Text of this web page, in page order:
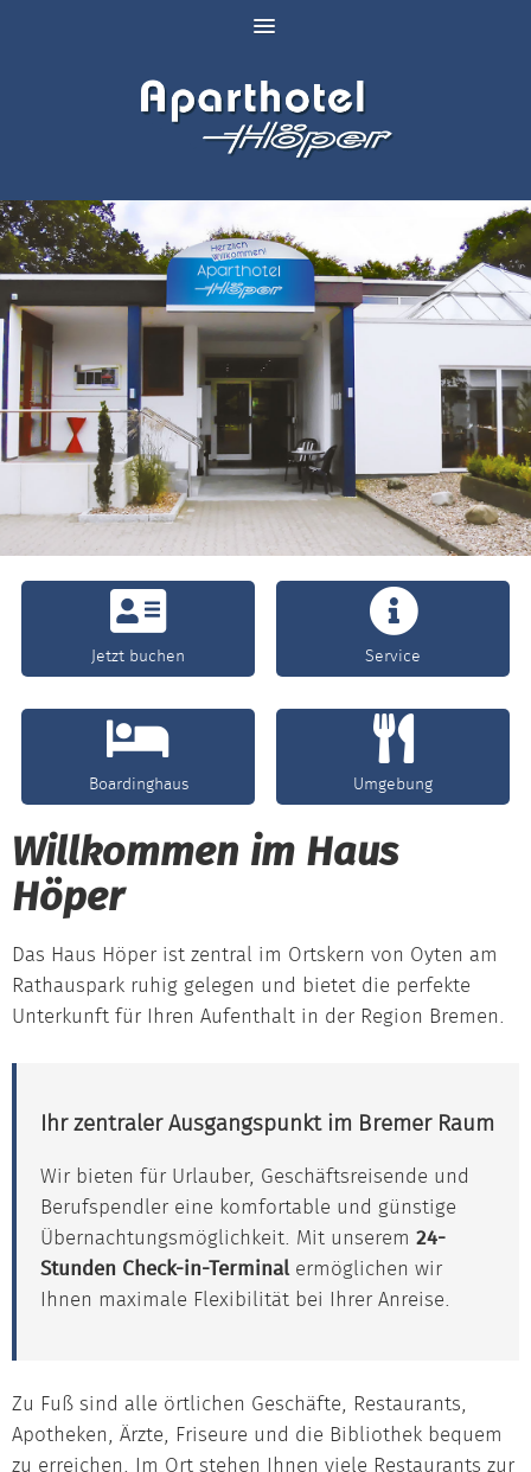
Jetzt buchen Service
Boardinghaus Umgebung
Willkommen im Haus
Höper
Das Haus Höper ist zentral im Ortskern von Oyten am
Rathauspark ruhig gelegen und bietet die perfekte
Unterkunft für Ihren Aufenthalt in der Region Bremen.
Ihr zentraler Ausgangspunkt im Bremer Raum
Wir bieten für Urlauber, Geschäftsreisende und
Berufspendler eine komfortable und günstige
Übernachtungsmöglichkeit. Mit unserem 24-
Stunden Check-in-Terminalermöglichen wir
Ihnen maximale Flexibilität bei Ihrer Anreise.
Zu Fuß sind alle örtlichen Geschäfte, Restaurants,
Apotheken, Ärzte, Friseure und die Bibliothek bequem
zu erreichen. Im Ort stehen Ihnen viele Restaurants zur